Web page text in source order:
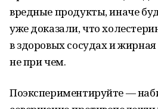
вредные продукты, иначе
уже доказали, что
в здоровых сосудах и
не при чем.
Поэкспериментируйте —